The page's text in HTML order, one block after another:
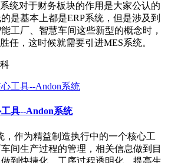
统对于财务板块的作用是大家公认的
是基本上都是ERP系统，但是涉及到
工厂、智慧车间这些新型的概念时，
任，这时候就需要引进MES系统。
具--Andon系统
，作为精益制造执行中的一个核心工
间生产过程的管理，相关信息做到目
到快捷化，工序过程透明化，提高生